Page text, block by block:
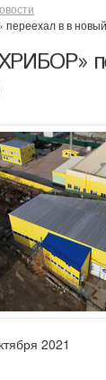
в в
2021